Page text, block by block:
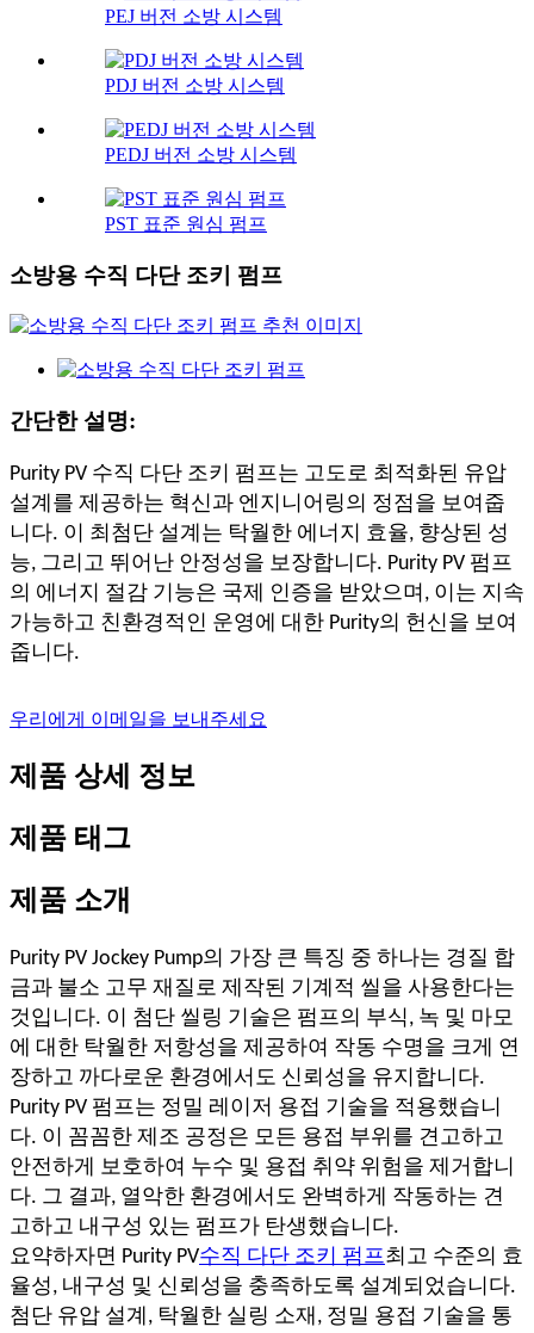
PEJ 버전 소방 시스템
PDJ 버전 소방 시스템
PEDJ 버전 소방 시스템
PST 표준 원심 펌프
소방용 수직 다단 조키 펌프
간단한 설명:
Purity PV 수직 다단 조키 펌프는 고도로 최적화된 유압
설계를 제공하는 혁신과 엔지니어링의 정점을 보여줍
니다. 이 최첨단 설계는 탁월한 에너지 효율, 향상된 성
능, 그리고 뛰어난 안정성을 보장합니다. Purity PV 펌프
의 에너지 절감 기능은 국제 인증을 받았으며, 이는 지속
가능하고 친환경적인 운영에 대한 Purity의 헌신을 보여
줍니다.
우리에게 이메일을 보내주세요
제품 상세 정보
제품 태그
제품 소개
Purity PV Jockey Pump의 가장 큰 특징 중 하나는 경질 합
금과 불소 고무 재질로 제작된 기계적 씰을 사용한다는
것입니다. 이 첨단 씰링 기술은 펌프의 부식, 녹 및 마모
에 대한 탁월한 저항성을 제공하여 작동 수명을 크게 연
장하고 까다로운 환경에서도 신뢰성을 유지합니다.
Purity PV 펌프는 정밀 레이저 용접 기술을 적용했습니
다. 이 꼼꼼한 제조 공정은 모든 용접 부위를 견고하고
안전하게 보호하여 누수 및 용접 취약 위험을 제거합니
다. 그 결과, 열악한 환경에서도 완벽하게 작동하는 견
고하고 내구성 있는 펌프가 탄생했습니다.
요약하자면 Purity PV수직 다단 조키 펌프최고 수준의 효
율성, 내구성 및 신뢰성을 충족하도록 설계되었습니다.
첨단 유압 설계, 탁월한 실링 소재, 정밀 용접 기술을 통